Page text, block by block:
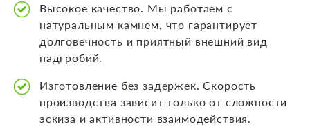
Высокое качество. Мы работаем с
натуральным камнем, что гарантирует
долговечность и приятный внешний вид
надгробий.
Изготовление без задержек. Скорость
производства зависит только от сложности
эскиза и активности взаимодействия.